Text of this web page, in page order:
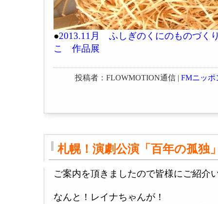
●2013.11月 ふしぎのくにのものづく
こ 作品展
投稿者：FLOWMOTION通信 | FMニッポ
札幌！演劇公演「百年の孤独
ご案内を頂きましたので皆様にご紹介
なんと！レイナちゃんが！